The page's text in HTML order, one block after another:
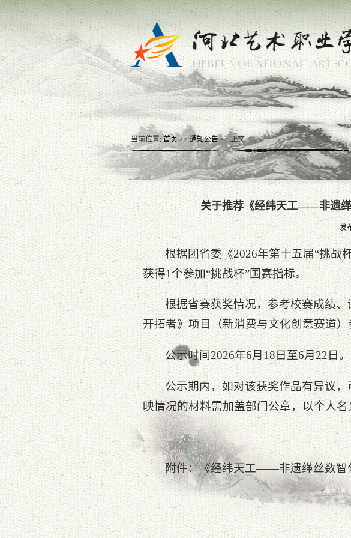
当前位置:首页 >>通知公告>> 正文
关于推荐《经纬天工——非遗缂
发
根据团省委《2026年第十五届“挑战
获得1个参加“挑战杯”国赛指标。
根据省赛获奖情况，参考校赛成绩
开拓者》项目（新消费与文化创意赛道
公示时间2026年6月18日至6月22日。
公示期内，如对该获奖作品有异议
映情况的材料需加盖部门公章，以个人
附件：《经纬天工——非遗缂丝数智